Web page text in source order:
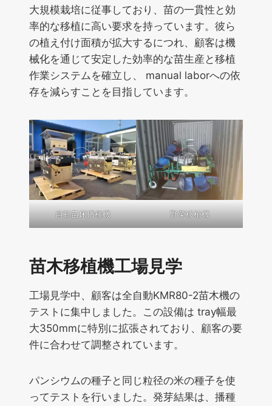
大規模栽培に従事しており、苗の一貫性と効
率的な移植に高い要求を持っています。彼ら
の植え付け面積が拡大するにつれ、顧客は機
械化を通じて安定した効率的な苗生産と移植
作業システムを確立し、 manual laborへの依
存を減らすことを目指しています。
自動苗床播種機 野菜移植機
苗木移植機工場見学
工場見学中、顧客は全自動KMR80-2苗木機の
テストに集中しました。この設備は tray幅最
大350mmに特別に拡張されており、顧客の要
件に合わせて調整されています。
パンシウムの種子と同じ粒径の米の種子を使
ってテストを行いました。発芽結果は、播種